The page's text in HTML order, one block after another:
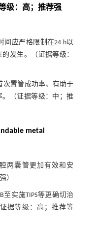
级：高；推荐强
间应严格限制在24 h以
发生。（证据等级：
次置管成功率、有助于
（证据等级：中；推
metal
腔两囊管更加有效和安
）
至实施TIPS等更确切治
据等级：高；推荐等